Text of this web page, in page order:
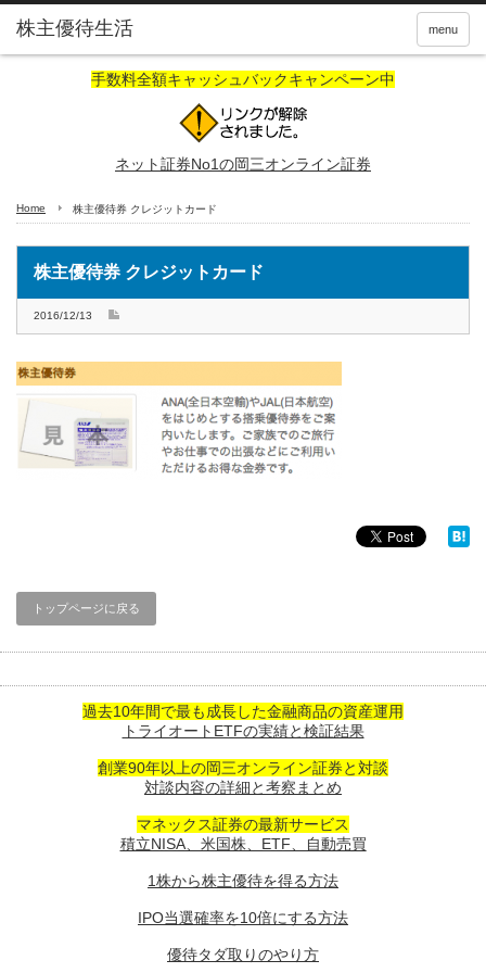
株主優待生活 menu
手数料全額キャッシュバックキャンペーン中
ネット証券No1の岡三オンライン証券
Home 株主優待券 クレジットカード
株主優待券 クレジットカード
2016/12/13
トップページに戻る
過去10年間で最も成長した金融商品の資産運用
トライオートETFの実績と検証結果
創業90年以上の岡三オンライン証券と対談
対談内容の詳細と考察まとめ
マネックス証券の最新サービス
積立NISA、米国株、ETF、自動売買
1株から株主優待を得る方法
IPO当選確率を10倍にする方法
優待タダ取りのやり方